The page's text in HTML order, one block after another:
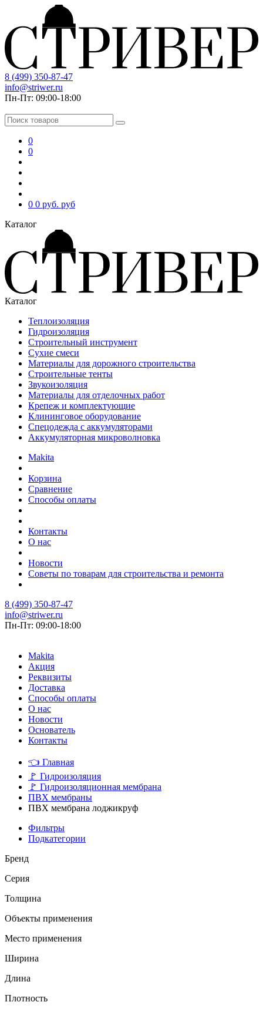
8 (499) 350-87-47
info@striwer.ru
Пн-Пт: 09:00-18:00
0
0
0 0 руб. руб
Каталог
Каталог
Теплоизоляция
Гидроизоляция
Строительный инструмент
Сухие смеси
Материалы для дорожного строительства
Строительные тенты
Звукоизоляция
Материалы для отделочных работ
Крепеж и комплектующие
Клининговое оборудование
Спецодежда с аккумуляторами
Аккумуляторная микроволновка
Makita
Корзина
Сравнение
Способы оплаты
Контакты
О нас
Новости
Советы по товарам для строительства и ремонта
8 (499) 350-87-47
info@striwer.ru
Пн-Пт: 09:00-18:00
Makita
Акция
Реквизиты
Доставка
Способы оплаты
О нас
Новости
Основатель
Контакты
👈 Главная
🚩 Гидроизоляция
🚩 Гидроизоляционная мембрана
ПВХ мембраны
ПВХ мембрана лоджикруф
Фильтры
Подкатегории
Бренд
Серия
Толщина
Объекты применения
Место применения
Ширина
Длина
Плотность